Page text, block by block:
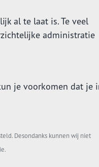
al te laat is. Te veel
administratie
je voorkomen dat je
Desondanks kunnen wij niet